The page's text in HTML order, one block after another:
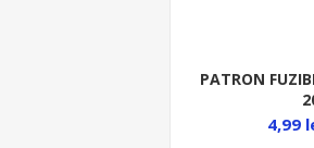
PATRON
4,99